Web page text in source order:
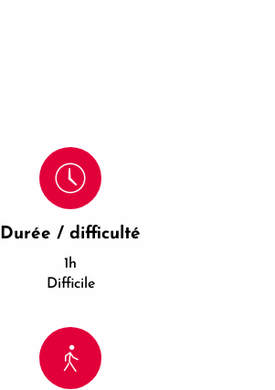
Durée / difficulté
1h
Difficile